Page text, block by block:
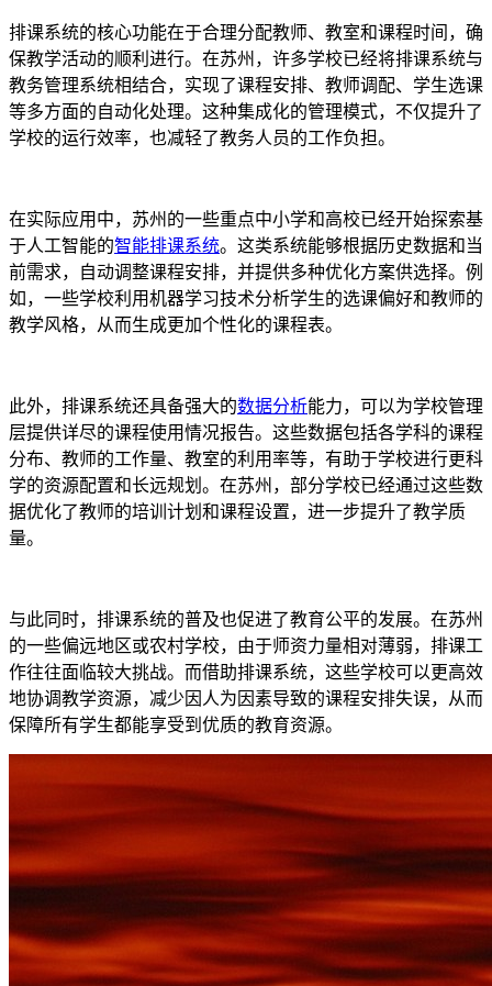
排课系统的核心功能在于合理分配教师、教室和课程时间，确
保教学活动的顺利进行。在苏州，许多学校已经将排课系统与
教务管理系统相结合，实现了课程安排、教师调配、学生选课
等多方面的自动化处理。这种集成化的管理模式，不仅提升了
学校的运行效率，也减轻了教务人员的工作负担。
在实际应用中，苏州的一些重点中小学和高校已经开始探索基
于人工智能的智能排课系统。这类系统能够根据历史数据和当
前需求，自动调整课程安排，并提供多种优化方案供选择。例
如，一些学校利用机器学习技术分析学生的选课偏好和教师的
教学风格，从而生成更加个性化的课程表。
此外，排课系统还具备强大的数据分析能力，可以为学校管理
层提供详尽的课程使用情况报告。这些数据包括各学科的课程
分布、教师的工作量、教室的利用率等，有助于学校进行更科
学的资源配置和长远规划。在苏州，部分学校已经通过这些数
据优化了教师的培训计划和课程设置，进一步提升了教学质
量。
与此同时，排课系统的普及也促进了教育公平的发展。在苏州
的一些偏远地区或农村学校，由于师资力量相对薄弱，排课工
作往往面临较大挑战。而借助排课系统，这些学校可以更高效
地协调教学资源，减少因人为因素导致的课程安排失误，从而
保障所有学生都能享受到优质的教育资源。